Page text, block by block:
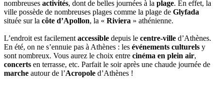
nombreuses activités, dont de belles journées à la plage. En effet, la
ville possède de nombreuses plages comme la plage de Glyfada
située sur la côte d’Apollon, la « Riviera » athénienne.
L’endroit est facilement accessible depuis le centre-ville d’Athènes.
En été, on ne s’ennuie pas à Athènes : les événements culturels y
sont nombreux. Vous aurez le choix entre cinéma en plein air,
concerts en terrasse, etc. Parfait le soir après une chaude journée de
marche autour de l’Acropole d’Athènes !